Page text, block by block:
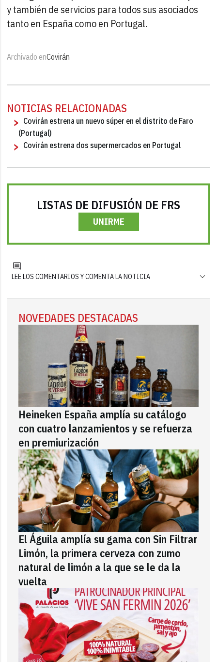
y también de servicios para todos sus asociados
tanto en España como en Portugal.
Archivado enCovirán
NOTICIAS RELACIONADAS
Covirán estrena un nuevo súper en el distrito de Faro
(Portugal)
Covirán estrena dos supermercados en Portugal
LISTAS DE DIFUSIÓN DE FRS
UNIRME
LEE LOS COMENTARIOS Y COMENTA LA NOTICIA
NOVEDADES DESTACADAS
Heineken España amplía su catálogo
con cuatro lanzamientos y se refuerza
en premiurización
El Águila amplía su gama con Sin Filtrar
Limón, la primera cerveza con zumo
natural de limón a la que se le da la
vuelta